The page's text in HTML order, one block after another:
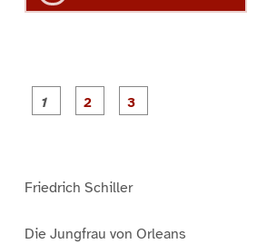
Friedrich Schiller
Die Jungfrau von Orleans